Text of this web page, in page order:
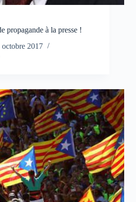
propagande à la presse !
octobre 2017